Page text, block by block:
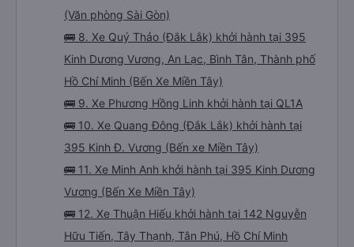
(Văn phòng Sài Gòn)
🚌 8. Xe Quý Thảo (Đắk Lắk) khởi hành tại 395
Kinh Dương Vương, An Lạc, Bình Tân, Thành phố
Hồ Chí Minh (Bến Xe Miền Tây)
🚌 9. Xe Phương Hồng Linh khởi hành tại QL1A
🚌 10. Xe Quang Đông (Đắk Lắk) khởi hành tại
395 Kinh Đ. Vương (Bến xe Miền Tây)
🚌 11. Xe Minh Anh khởi hành tại 395 Kinh Dương
Vương (Bến Xe Miền Tây)
🚌 12. Xe Thuận Hiếu khởi hành tại 142 Nguyễn
Hữu Tiến, Tây Thạnh, Tân Phú, Hồ Chí Minh